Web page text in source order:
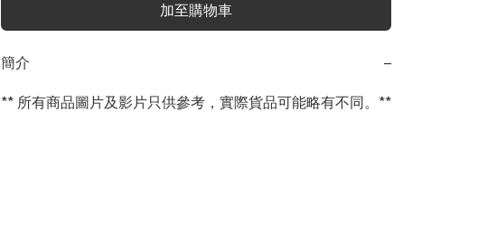
加至購物車
簡介 −
** 所有商品圖片及影片只供參考，實際貨品可能略有不同。**